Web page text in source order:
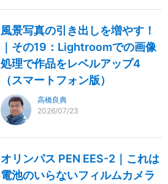
風景写真の引き出しを増やす！
｜その19：Lightroomでの画像
処理で作品をレベルアップ4
（スマートフォン版）
高橋良典
2026/07/23
オリンパス PEN EES-2｜これは
電池のいらないフィルムカメラ